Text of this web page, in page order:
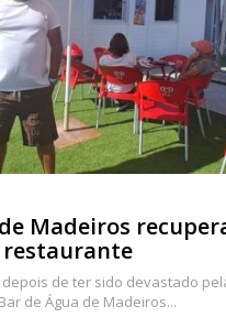
Madeiros
de ter sido devastado
de Água de Madeiros...